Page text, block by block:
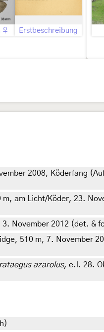
♀ Erstbeschreibung
2008, Köderfang
am Licht/Köder, 23.
November 2012 (det. &
510 m, 7. November
azarolus, e.l. 28.